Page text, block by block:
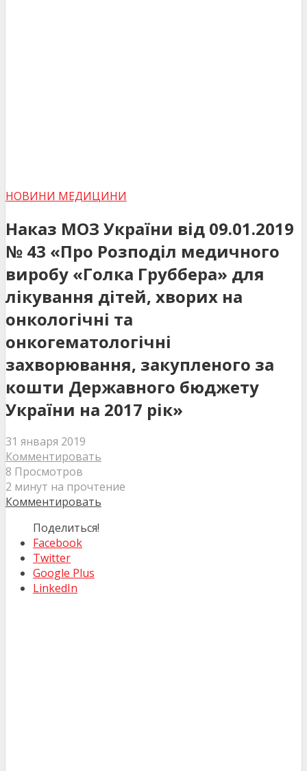
НОВИНИ МЕДИЦИНИ
Наказ МОЗ України від 09.01.2019
№ 43 «Про Розподіл медичного
виробу «Голка Груббера» для
лікування дітей, хворих на
онкологічні та
онкогематологічні
захворювання, закупленого за
кошти Державного бюджету
України на 2017 рік»
31 января 2019
Комментировать
8 Просмотров
2 минут на прочтение
Комментировать
Поделиться!
Facebook
Twitter
Google Plus
LinkedIn